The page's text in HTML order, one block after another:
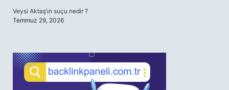
Veysi Aktaş’ın suçu nedir ?
Temmuz 29, 2026